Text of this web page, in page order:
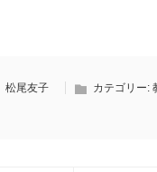
松尾友子 カテゴリー: